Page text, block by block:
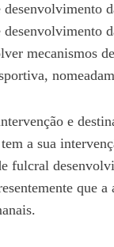
desenvolvimento
desenvolvimento
mecanismos
e
a sua
fulcral
que